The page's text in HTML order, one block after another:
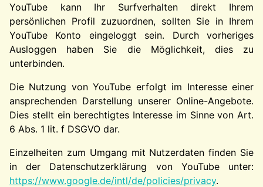
YouTube kann Ihr Surfverhalten direkt Ihrem
persönlichen Profil zuzuordnen, sollten Sie in Ihrem
YouTube Konto eingeloggt sein. Durch vorheriges
Ausloggen haben Sie die Möglichkeit, dies zu
unterbinden.
Die Nutzung von YouTube erfolgt im Interesse einer
ansprechenden Darstellung unserer Online-Angebote.
Dies stellt ein berechtigtes Interesse im Sinne von Art.
6 Abs. 1 lit. f DSGVO dar.
Einzelheiten zum Umgang mit Nutzerdaten finden Sie
in der Datenschutzerklärung von YouTube unter:
https://www.google.de/intl/de/policies/privacy.